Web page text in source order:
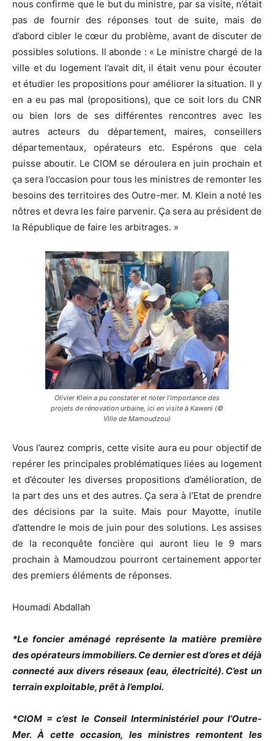
nous confirme que le but du ministre, par sa visite, n’était
pas de fournir des réponses tout de suite, mais de
d’abord cibler le cœur du problème, avant de discuter de
possibles solutions. Il abonde : « Le ministre chargé de la
ville et du logement l’avait dit, il était venu pour écouter
et étudier les propositions pour améliorer la situation. Il y
en a eu pas mal (propositions), que ce soit lors du CNR
ou bien lors de ses différentes rencontres avec les
autres acteurs du département, maires, conseillers
départementaux, opérateurs etc. Espérons que cela
puisse aboutir. Le CIOM se déroulera en juin prochain et
ça sera l’occasion pour tous les ministres de remonter les
besoins des territoires des Outre-mer. M. Klein a noté les
nôtres et devra les faire parvenir. Ça sera au président de
la République de faire les arbitrages. »
Olivier Klein a pu constater et noter l’importance des
projets de rénovation urbaine, ici en visite à Kaweni (©
Ville de Mamoudzou)
Vous l’aurez compris, cette visite aura eu pour objectif de
repérer les principales problématiques liées au logement
et d’écouter les diverses propositions d’amélioration, de
la part des uns et des autres. Ça sera à l’Etat de prendre
des décisions par la suite. Mais pour Mayotte, inutile
d’attendre le mois de juin pour des solutions. Les assises
de la reconquête foncière qui auront lieu le 9 mars
prochain à Mamoudzou pourront certainement apporter
des premiers éléments de réponses.
Houmadi Abdallah
*Le foncier aménagé représente la matière première
des opérateurs immobiliers. Ce dernier est d’ores et déjà
connecté aux divers réseaux (eau, électricité). C’est un
terrain exploitable, prêt à l’emploi.
*CIOM = c’est le Conseil Interministériel pour l’Outre-
Mer. À cette occasion, les ministres remontent les